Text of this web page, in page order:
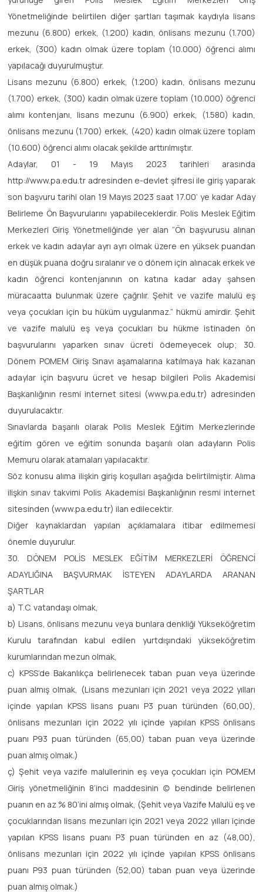
Yönetmeliğinde belirtilen diğer şartları taşımak kaydıyla lisans
mezunu (6.800) erkek, (1.200) kadın, önlisans mezunu (1.700)
erkek, (300) kadın olmak üzere toplam (10.000) öğrenci alımı
yapılacağı duyurulmuştur.
Lisans mezunu (6.800) erkek, (1.200) kadın, önlisans mezunu
(1.700) erkek, (300) kadın olmak üzere toplam (10.000) öğrenci
alımı kontenjanı, lisans mezunu (6.900) erkek, (1.580) kadın,
önlisans mezunu (1.700) erkek, (420) kadın olmak üzere toplam
(10.600) öğrenci alımı olacak şekilde arttırılmıştır.
Adaylar, 01 - 19 Mayıs 2023 tarihleri arasında
http://www.pa.edu.tr adresinden e-devlet şifresi ile giriş yaparak
son başvuru tarihi olan 19 Mayıs 2023 saat 17.00’ ye kadar Aday
Belirleme Ön Başvurularını yapabileceklerdir. Polis Meslek Eğitim
Merkezleri Giriş Yönetmeliğinde yer alan “Ön başvurusu alınan
erkek ve kadın adaylar ayrı ayrı olmak üzere en yüksek puandan
en düşük puana doğru sıralanır ve o dönem için alınacak erkek ve
kadın öğrenci kontenjanının on katına kadar aday şahsen
müracaatta bulunmak üzere çağrılır. Şehit ve vazife malulü eş
veya çocukları için bu hüküm uygulanmaz.” hükmü amirdir. Şehit
ve vazife malulü eş veya çocukları bu hükme istinaden ön
başvurularını yaparken sınav ücreti ödemeyecek olup; 30.
Dönem POMEM Giriş Sınavı aşamalarına katılmaya hak kazanan
adaylar için başvuru ücret ve hesap bilgileri Polis Akademisi
Başkanlığının resmi internet sitesi (www.pa.edu.tr) adresinden
duyurulacaktır.
Sınavlarda başarılı olarak Polis Meslek Eğitim Merkezlerinde
eğitim gören ve eğitim sonunda başarılı olan adayların Polis
Memuru olarak atamaları yapılacaktır.
Söz konusu alıma ilişkin giriş koşulları aşağıda belirtilmiştir. Alıma
ilişkin sınav takvimi Polis Akademisi Başkanlığının resmi internet
sitesinden (www.pa.edu.tr) ilan edilecektir.
Diğer kaynaklardan yapılan açıklamalara itibar edilmemesi
önemle duyurulur.
30. DÖNEM POLİS MESLEK EĞİTİM MERKEZLERİ ÖĞRENCİ
ADAYLIĞINA BAŞVURMAK İSTEYEN ADAYLARDA ARANAN
ŞARTLAR
a) T.C. vatandaşı olmak,
b) Lisans, önlisans mezunu veya bunlara denkliği Yükseköğretim
Kurulu tarafından kabul edilen yurtdışındaki yükseköğretim
kurumlarından mezun olmak,
c) KPSS’de Bakanlıkça belirlenecek taban puan veya üzerinde
puan almış olmak, (Lisans mezunları için 2021 veya 2022 yılları
içinde yapılan KPSS lisans puanı P3 puan türünden (60,00),
önlisans mezunları için 2022 yılı içinde yapılan KPSS önlisans
puanı P93 puan türünden (65,00) taban puan veya üzerinde
puan almış olmak.)
ç) Şehit veya vazife malullerinin eş veya çocukları için POMEM
Giriş yönetmeliğinin 8’inci maddesinin (c) bendinde belirlenen
puanın en az % 80’ini almış olmak, (Şehit veya Vazife Malulü eş ve
çocuklarından lisans mezunları için 2021 veya 2022 yılları içinde
yapılan KPSS lisans puanı P3 puan türünden en az (48,00),
önlisans mezunları için 2022 yılı içinde yapılan KPSS önlisans
puanı P93 puan türünden (52,00) taban puan veya üzerinde
puan almış olmak.)